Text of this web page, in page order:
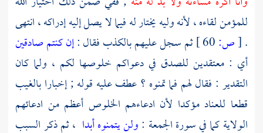
للمؤمن لقاءه ، لأنه وليه يختار له فيما لا يصل إليه إدراكه ، انتهى
.
[ص: ثم سجل عليهم بالكذب فقال :إن كنتم صادقين
أي : معتقدين للصدق في دعواكم خلوصها لكم ، ولما كان
التقدير : فقال لهم فما تمنوه ؟ عطف عليه قوله ; إخبارا بالغيب
قطعا للعناد مؤكدا لأن ادعاءهم الخلوص أعظم من ادعائهم
الولاية كما في سورة الجمعة :ولن يتمنوه أبدا ، ثم ذكر السبب